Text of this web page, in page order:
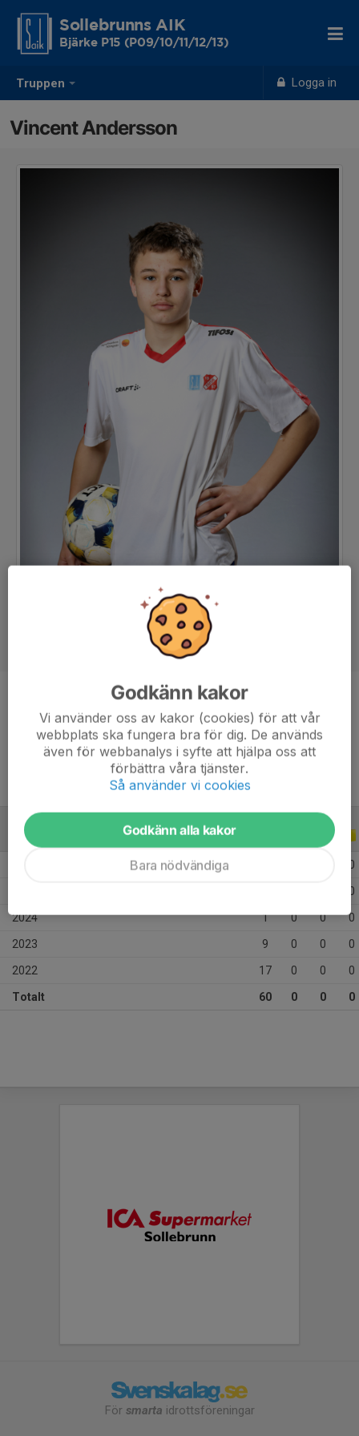
Truppen Logga in
Sollebrunns AIK
Bjärke P15 (P09/10/11/12/13)
Vincent Andersson
-
Ålder
14 år
ALLA SERIER ALLA ÅR
0
0
2024 1 0 0 0
2023 9 0 0 0
2022 17 0 0 0
Totalt 60 0 0 0
För smarta idrottsföreningar
Godkänn kakor
Vi använder oss av kakor (cookies) för att vår
webbplats ska fungera bra för dig. De används
även för webbanalys i syfte att hjälpa oss att
förbättra våra tjänster.
Så använder vi cookies
Godkänn alla kakor
Bara nödvändiga